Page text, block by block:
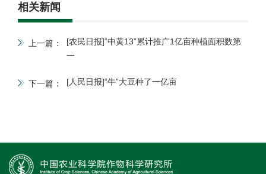
相关新闻
上一篇：
[农民日报]“中黄13”累计推广1亿亩种植面积数第
一
下一篇： [人民日报]“牛”大豆种了一亿亩